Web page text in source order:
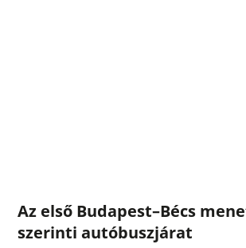
Az első Budapest–Bécs
szerinti autóbuszjárat